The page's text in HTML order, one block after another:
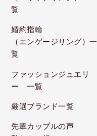
覧
婚約指輪
（エンゲージリング）一
覧
ファッションジュエリ
ー 一覧
厳選ブランド一覧
先輩カップルの声